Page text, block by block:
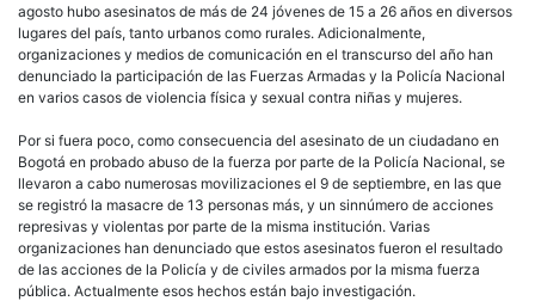
agosto hubo asesinatos de más de 24 jóvenes de 15 a 26 años en diversos
lugares del país, tanto urbanos como rurales. Adicionalmente,
organizaciones y medios de comunicación en el transcurso del año han
denunciado la participación de las Fuerzas Armadas y la Policía Nacional
en varios casos de violencia física y sexual contra niñas y mujeres.
Por si fuera poco, como consecuencia del asesinato de un ciudadano en
Bogotá en probado abuso de la fuerza por parte de la Policía Nacional, se
llevaron a cabo numerosas movilizaciones el 9 de septiembre, en las que
se registró la masacre de 13 personas más, y un sinnúmero de acciones
represivas y violentas por parte de la misma institución. Varias
organizaciones han denunciado que estos asesinatos fueron el resultado
de las acciones de la Policía y de civiles armados por la misma fuerza
pública. Actualmente esos hechos están bajo investigación.